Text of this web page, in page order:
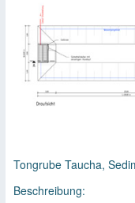
Tongrube Taucha,
Beschreibung: